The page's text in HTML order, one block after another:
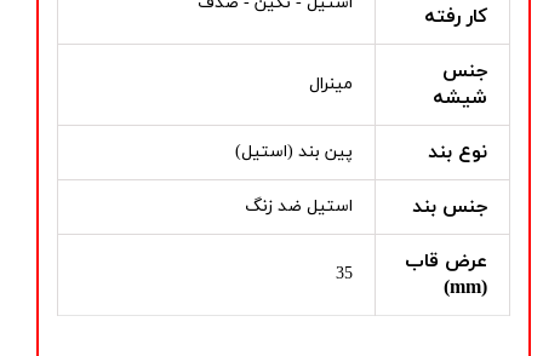
کار رفته
جنس
شیشه
مینرال
نوع بند پین بند (استیل)
جنس بند استیل ضد زنگ
عرض قاب
(mm)
35